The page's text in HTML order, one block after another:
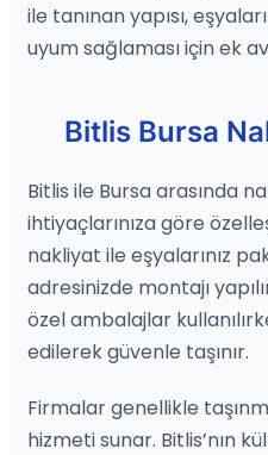
ile tanınan yapısı,
uyum sağlaması için ek
Bitlis Bursa
Bitlis ile Bursa arasında
ihtiyaçlarınıza göre
nakliyat ile eşyalarınız
adresinizde montajı
özel ambalajlar
edilerek güvenle taşınır.
Firmalar genellikle
hizmeti sunar. Bitlis’nın